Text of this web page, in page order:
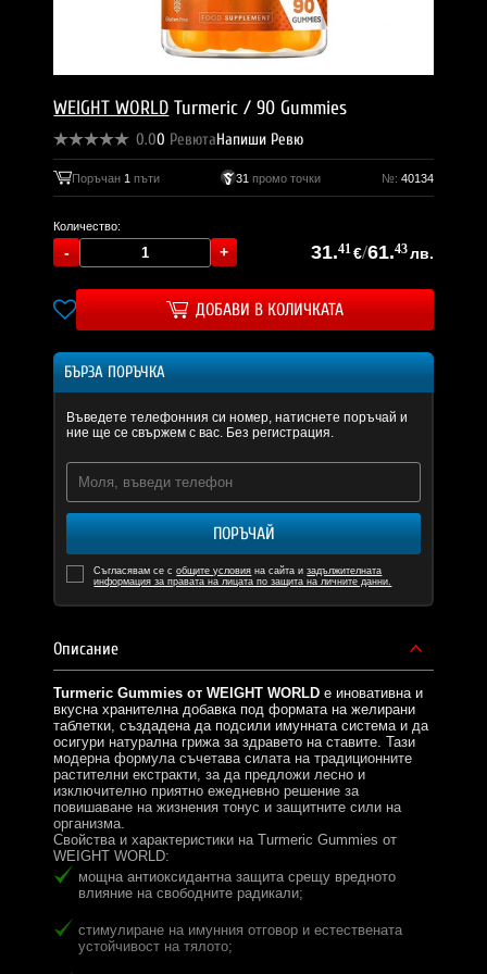
WEIGHT WORLD Turmeric / 90 Gummies
0.00 РевютаНапиши Ревю
Поръчан 1 пъти 31 промо точки №: 40134
Количество:
31.41€/61.43лв.
ДОБАВИ В КОЛИЧКАТА
БЪРЗА ПОРЪЧКА
Въведете телефонния си номер, натиснете поръчай и
ние ще се свържем с вас. Без регистрация.
ПОРЪЧАЙ
Съгласявам се собщите условия на сайта изадължителната
информация за правата на лицата по защита на личните данни.
Описание
Turmeric Gummies от WEIGHT WORLD е иновативна и
вкусна хранителна добавка под формата на желирани
таблетки, създадена да подсили имунната система и да
осигури натурална грижа за здравето на ставите. Тази
модерна формула съчетава силата на традиционните
растителни екстракти, за да предложи лесно и
изключително приятно ежедневно решение за
повишаване на жизнения тонус и защитните сили на
организма.
Свойства и характеристики на Turmeric Gummies от
WEIGHT WORLD:
мощна антиоксидантна защита срещу вредното
влияние на свободните радикали;
стимулиране на имунния отговор и естествената
устойчивост на тялото;